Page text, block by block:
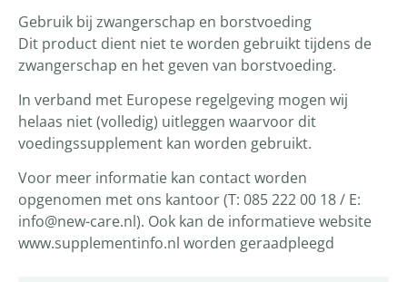
Gebruik bij zwangerschap en borstvoeding
Dit product dient niet te worden gebruikt tijdens de
zwangerschap en het geven van borstvoeding.
In verband met Europese regelgeving mogen wij
helaas niet (volledig) uitleggen waarvoor dit
voedingssupplement kan worden gebruikt.
Voor meer informatie kan contact worden
opgenomen met ons kantoor (T: 085 222 00 18 / E:
info@new-care.nl). Ook kan de informatieve website
www.supplementinfo.nl worden geraadpleegd